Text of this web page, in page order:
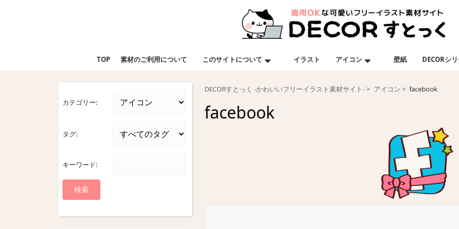
TOP 素材のご利用について このサイトについて イラスト アイコン 壁紙 DECORシ
カテゴリー:
タグ:
キーワード:
DECORすとっく -かわいいフリーイラスト素材サイト- アイコン facebook
facebook